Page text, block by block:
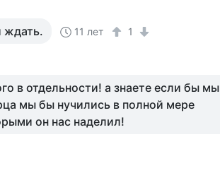
ждать. 11 лет 1
в отдельности! а знаете если бы мы
мы бы нучились в полной мере
он нас наделил!